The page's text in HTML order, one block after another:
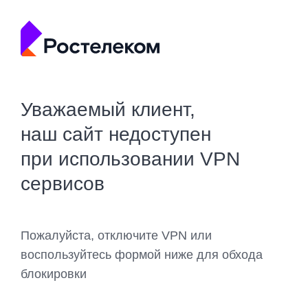
Уважаемый клиент,
наш сайт недоступен
при использовании VPN
сервисов
Пожалуйста, отключите VPN или
воспользуйтесь формой ниже для обхода
блокировки